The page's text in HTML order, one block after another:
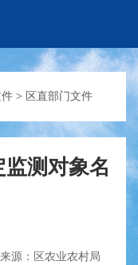
> 区直部门文件
监测对象名
源：区农业农村局